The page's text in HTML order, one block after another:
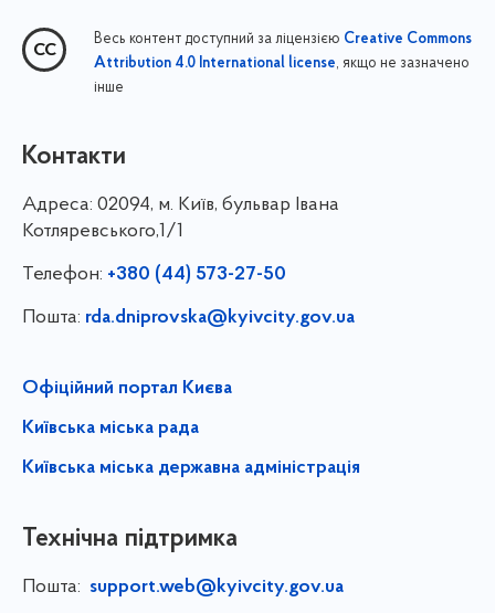
Весь контент доступний за ліцензією Creative Commons
Attribution 4.0 International license, якщо не зазначено
інше
Контакти
Адреса: 02094, м. Київ, бульвар Івана
Котляревського,1/1
Телефон: +380 (44) 573-27-50
Пошта: rda.dniprovska@kyivcity.gov.ua
Офіційний портал Києва
Київська міська рада
Київська міська державна адміністрація
Технічна підтримка
Пошта: support.web@kyivcity.gov.ua